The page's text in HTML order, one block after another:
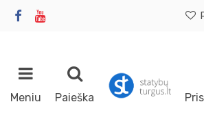
Meniu Paieška